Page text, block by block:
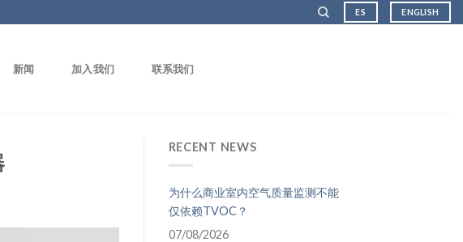
ES ENGLISH
新闻 加入我们 联系我们
RECENT NEWS
为什么商业室内空气质量监测不能
仅依赖TVOC？
07/08/2026